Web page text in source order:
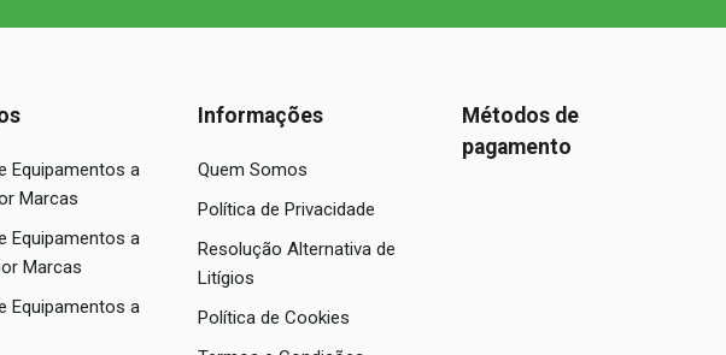
Equipamentos a
Marcas
Equipamentos a
Marcas
Equipamentos a
Informações
Quem Somos
Política de Privacidade
Resolução Alternativa de
Litígios
Política de Cookies
Métodos de
pagamento